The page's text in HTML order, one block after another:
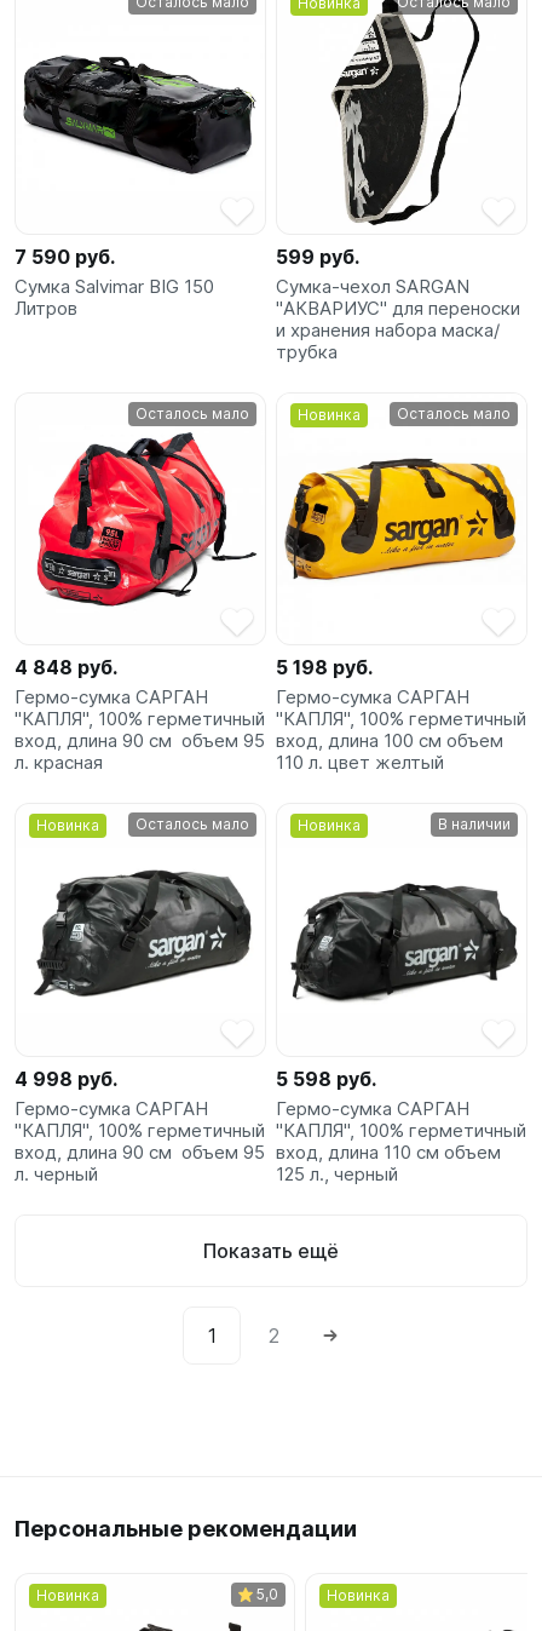
7 590 руб.
Сумка Salvimar BIG 150
Литров
599 руб.
Сумка-чехол SARGAN
"АКВАРИУС" для переноски
и хранения набора маска/
трубка
Осталось мало
4 848 руб.
Гермо-сумка САРГАН
"КАПЛЯ", 100% герметичный
вход, длина 90 см объем 95
л. красная
Новинка Осталось мало
5 198 руб.
Гермо-сумка САРГАН
"КАПЛЯ", 100% герметичный
вход, длина 100 см объем
110 л. цвет желтый
Новинка Осталось мало
4 998 руб.
Гермо-сумка САРГАН
"КАПЛЯ", 100% герметичный
вход, длина 90 см объем 95
л. черный
Новинка В наличии
5 598 руб.
Гермо-сумка САРГАН
"КАПЛЯ", 100% герметичный
вход, длина 110 см объем
125 л., черный
Показать ещё
1 2
Персональные рекомендации
Новинка 5,0 Новинка